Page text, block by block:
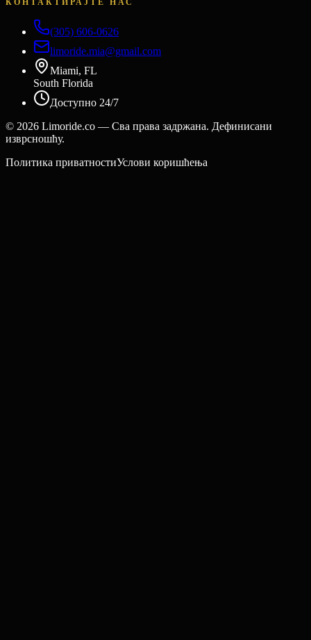
КОНТАКТИРАЈТЕ НАС
(305) 606-0626
limoride.mia@gmail.com
Miami, FL
South Florida
Доступно 24/7
© 2026 Limoride.co — Сва права задржана. Дефинисани
изврсношћу.
Политика приватностиУслови коришћења